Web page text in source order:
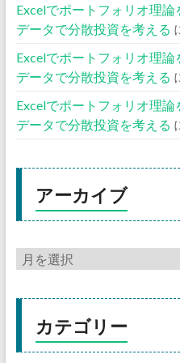
Excelでポートフォリオ理
データで分散投資を考える
Excelでポートフォリオ理
データで分散投資を考える
Excelでポートフォリオ理
データで分散投資を考える
アーカイブ
カテゴリー